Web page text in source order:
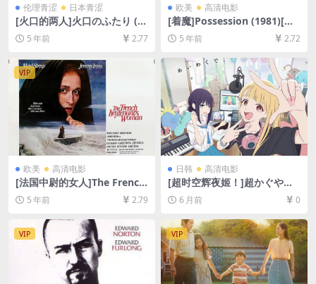
伦理青涩 日本青涩
[火口的两人]火口のふたり (2
019)[百度网盘+迅雷云盘资源
1080P超清][MP4/6.3GB][日
请下载防和谐压缩包（含解压
密码）】
5 年前 2.77
欧美 高清电影
[着魔]Possession (1981)[百
度网盘+夸克网盘+迅雷云盘资
源1080P超清未删减][MP4/6.
3GB][原声中字]
5 年前 2.72
VIP
欧美 高清电影
[法国中尉的女人]The French
Lieutenant’s Woman (198
1)[百度网盘+迅雷云盘资源10
[中文字幕]
5 年前 2.79
日韩 高清电影
[超时空辉夜姬！]超かぐや
姫！ (2026)[百度网盘+夸克网
盘1080P超清未删减资源][网
B][中文字幕]
6 月前 0
VIP VIP